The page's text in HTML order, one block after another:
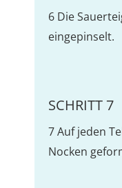
6 Die
eingepinselt.
SCHRITT 7
7 Auf jeden
Nocken